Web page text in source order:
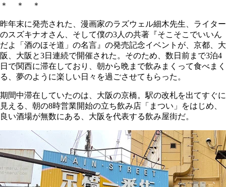
＊ ＊ ＊
昨年末に発売された、漫画家のラズウェル細木先生、ライター
のスズキナオさん、そして僕の3人の共著『そこそこでいいん
だよ「酒のほそ道」の名言』の発売記念イベントが、京都、大
阪、大阪と3日連続で開催された。そのため、数日前まで3泊4
日で関西に滞在しており、朝から晩まで飲みまくって食べまく
る、夢のように楽しい日々を過ごさせてもらった。
期間中滞在していたのは、大阪の京橋。駅の改札を出てすぐに
見える、朝の8時営業開始の立ち飲み店「まつい」をはじめ、
良い酒場が無数にある、大阪を代表する飲み屋街だ。